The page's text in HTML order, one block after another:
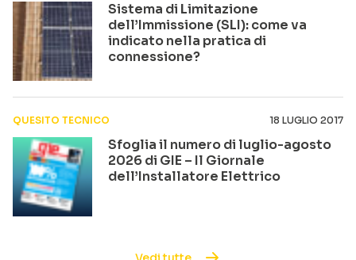
Sistema di Limitazione
dell’Immissione (SLI): come va
indicato nella pratica di
connessione?
QUESITO TECNICO 18 LUGLIO 2017
Sfoglia il numero di luglio-agosto
2026 di GIE – Il Giornale
dell’Installatore Elettrico